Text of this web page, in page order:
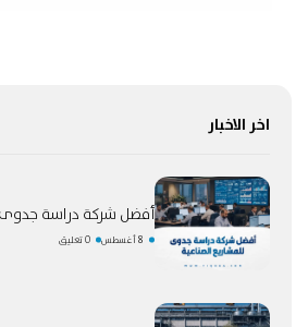
اخر الاخبار
أفضل شركة دراسة جدوى
8 أغسطس 0 تعليق